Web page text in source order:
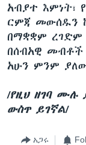
አብያተ እምነት፣
ርምጃ መውሰዱን
በማቋቋም ረገድም
በሰብአዊ መብቶች
አሁን ምንም ያለው
/የዚህ ዘገባ ሙሉ
ውስጥ ይገኛል/
አጋሩ